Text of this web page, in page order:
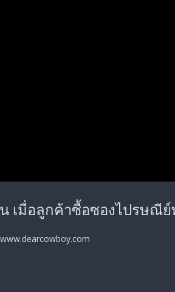
น เมื่อลูกค้าซื้อซองไปรษณี